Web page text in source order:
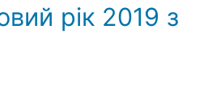
рік 2019 з